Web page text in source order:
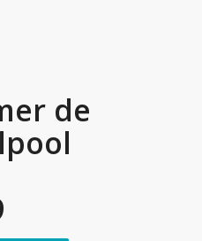
de